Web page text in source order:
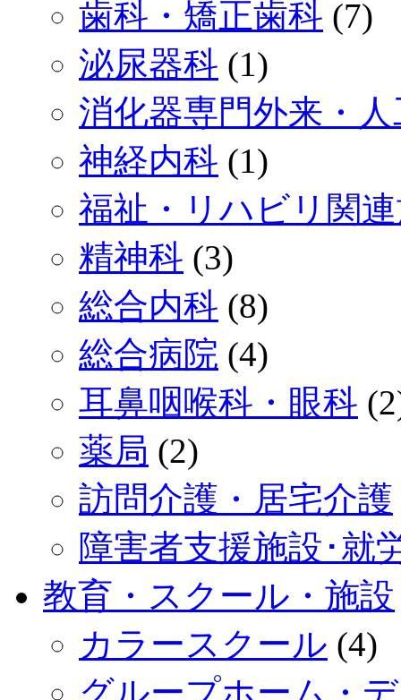
歯科・矯正歯科 (7)
泌尿器科 (1)
消化器専門外来・
神経内科 (1)
福祉・リハビリ関
精神科 (3)
総合内科 (8)
総合病院 (4)
耳鼻咽喉科・眼科
薬局 (2)
訪問介護・居宅介護
障害者支援施設･就
教育・スクール・施設
カラースクール (4)
グループホーム・